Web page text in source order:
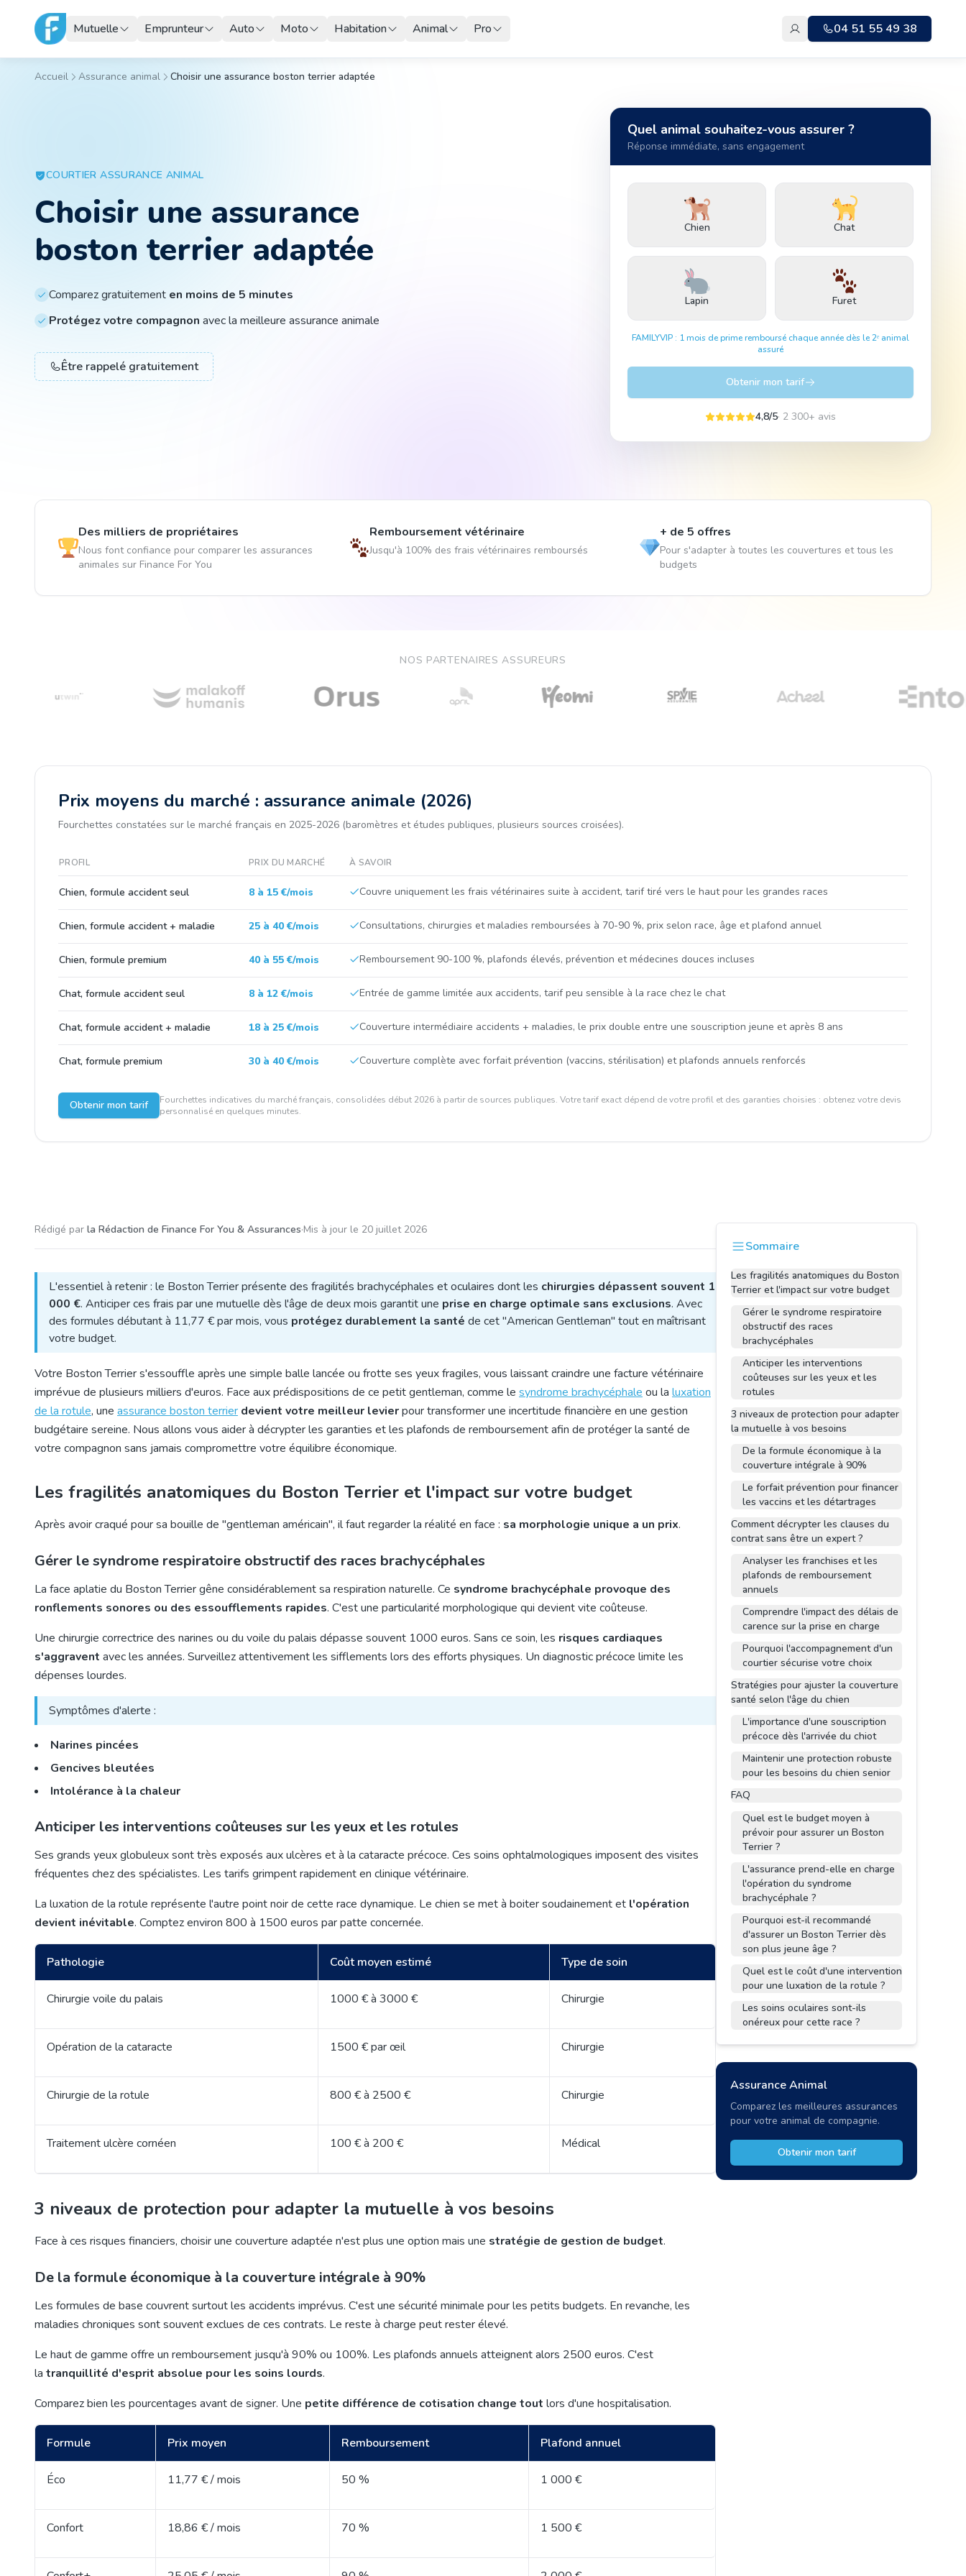
Mutuelle Emprunteur Auto Moto Habitation Animal Pro 04 51 55 49 38
Accueil Assurance animal Choisir une assurance boston terrier adaptée
COURTIERASSURANCE ANIMAL
Choisir une assurance
boston terrier adaptée
Comparez gratuitement en moins de 5 minutes
Protégez votre compagnon avec la meilleure assurance animale
Être rappelé gratuitement
Quel animal souhaitez-vous assurer ?
Réponse immédiate, sans engagement
Chien Chat
Lapin Furet
FAMILYVIP : 1 mois de prime remboursé chaque année dès le 2ᵉ animal
assuré
Obtenir mon tarif
4,8/5· 2 300+ avis
Des milliers de propriétaires
Nous font confiance pour comparer les assurances
animales sur Finance For You
Remboursement vétérinaire
Jusqu'à 100% des frais vétérinaires remboursés
+ de 5 offres
Pour s'adapter à toutes les couvertures et tous les
budgets
NOS PARTENAIRES ASSUREURS
Prix moyens du marché : assurance animale (2026)
Fourchettes constatées sur le marché français en 2025-2026 (baromètres et études publiques, plusieurs sources croisées).
PROFIL PRIX DU MARCHÉ À SAVOIR
Chien, formule accident seul 8 à 15 €/mois Couvre uniquement les frais vétérinaires suite à accident, tarif tiré vers le haut pour les grandes races
Chien, formule accident + maladie 25 à 40 €/mois Consultations, chirurgies et maladies remboursées à 70-90 %, prix selon race, âge et plafond annuel
Chien, formule premium 40 à 55 €/mois Remboursement 90-100 %, plafonds élevés, prévention et médecines douces incluses
Chat, formule accident seul 8 à 12 €/mois Entrée de gamme limitée aux accidents, tarif peu sensible à la race chez le chat
Chat, formule accident + maladie 18 à 25 €/mois Couverture intermédiaire accidents + maladies, le prix double entre une souscription jeune et après 8 ans
Chat, formule premium 30 à 40 €/mois Couverture complète avec forfait prévention (vaccins, stérilisation) et plafonds annuels renforcés
Obtenir mon tarif
Fourchettes indicatives du marché français, consolidées début 2026 à partir de sources publiques. Votre tarif exact dépend de votre profil et des garanties choisies : obtenez votre devis
personnalisé en quelques minutes.
Rédigé par la Rédaction de Finance For You & Assurances·Mis à jour le 20 juillet 2026
L'essentiel à retenir : le Boston Terrier présente des fragilités brachycéphales et oculaires dont les chirurgies dépassent souvent 1
000 €. Anticiper ces frais par une mutuelle dès l'âge de deux mois garantit une prise en charge optimale sans exclusions. Avec
des formules débutant à 11,77 € par mois, vous protégez durablement la santé de cet "American Gentleman" tout en maîtrisant
votre budget.
Votre Boston Terrier s'essouffle après une simple balle lancée ou frotte ses yeux fragiles, vous laissant craindre une facture vétérinaire
imprévue de plusieurs milliers d'euros. Face aux prédispositions de ce petit gentleman, comme le syndrome brachycéphale ou la luxation
de la rotule, une assurance boston terrier devient votre meilleur levierpour transformer une incertitude financière en une gestion
budgétaire sereine. Nous allons vous aider à décrypter les garanties et les plafonds de remboursement afin de protéger la santé de
votre compagnon sans jamais compromettre votre équilibre économique.
Les fragilités anatomiques du Boston Terrier et l'impact sur votre budget
Après avoir craqué pour sa bouille de "gentleman américain", il faut regarder la réalité en face : sa morphologie unique a un prix.
Gérer le syndrome respiratoire obstructif des races brachycéphales
La face aplatie du Boston Terrier gêne considérablement sa respiration naturelle. Ce syndrome brachycéphale provoque des
ronflements sonores ou des essoufflements rapides. C'est une particularité morphologique qui devient vite coûteuse.
Une chirurgie correctrice des narines ou du voile du palais dépasse souvent 1000 euros. Sans ce soin, les risques cardiaques
s'aggravent avec les années. Surveillez attentivement les sifflements lors des efforts physiques. Un diagnostic précoce limite les
dépenses lourdes.
Symptômes d'alerte :
Narines pincées
Gencives bleutées
Intolérance à la chaleur
Anticiper les interventions coûteuses sur les yeux et les rotules
Ses grands yeux globuleux sont très exposés aux ulcères et à la cataracte précoce. Ces soins ophtalmologiques imposent des visites
fréquentes chez des spécialistes. Les tarifs grimpent rapidement en clinique vétérinaire.
La luxation de la rotule représente l'autre point noir de cette race dynamique. Le chien se met à boiter soudainement et l'opération
devient inévitable. Comptez environ 800 à 1500 euros par patte concernée.
Pathologie Coût moyen estimé Type de soin
Chirurgie voile du palais 1000 € à 3000 € Chirurgie
Opération de la cataracte 1500 € par œil Chirurgie
Chirurgie de la rotule 800 € à 2500 € Chirurgie
Traitement ulcère cornéen 100 € à 200 € Médical
3 niveaux de protection pour adapter la mutuelle à vos besoins
Face à ces risques financiers, choisir une couverture adaptée n'est plus une option mais une stratégie de gestion de budget.
De la formule économique à la couverture intégrale à 90%
Les formules de base couvrent surtout les accidents imprévus. C'est une sécurité minimale pour les petits budgets. En revanche, les
maladies chroniques sont souvent exclues de ces contrats. Le reste à charge peut rester élevé.
Le haut de gamme offre un remboursement jusqu'à 90% ou 100%. Les plafonds annuels atteignent alors 2500 euros. C'est
la tranquillité d'esprit absolue pour les soins lourds.
Comparez bien les pourcentages avant de signer. Une petite différence de cotisation change tout lors d'une hospitalisation.
Formule Prix moyen Remboursement Plafond annuel
Éco 11,77 € / mois 50 % 1 000 €
Confort 18,86 € / mois 70 % 1 500 €
Sommaire
Les fragilités anatomiques du Boston
Terrier et l'impact sur votre budget
Gérer le syndrome respiratoire
obstructif des races
brachycéphales
Anticiper les interventions
coûteuses sur les yeux et les
rotules
3 niveaux de protection pour adapter
la mutuelle à vos besoins
De la formule économique à la
couverture intégrale à 90%
Le forfait prévention pour financer
les vaccins et les détartrages
Comment décrypter les clauses du
contrat sans être un expert ?
Analyser les franchises et les
plafonds de remboursement
annuels
Comprendre l'impact des délais de
carence sur la prise en charge
Pourquoi l'accompagnement d'un
courtier sécurise votre choix
Stratégies pour ajuster la couverture
santé selon l'âge du chien
L'importance d'une souscription
précoce dès l'arrivée du chiot
Maintenir une protection robuste
pour les besoins du chien senior
FAQ
Quel est le budget moyen à
prévoir pour assurer un Boston
Terrier ?
L'assurance prend-elle en charge
l'opération du syndrome
brachycéphale ?
Pourquoi est-il recommandé
d'assurer un Boston Terrier dès
son plus jeune âge ?
Quel est le coût d'une intervention
pour une luxation de la rotule ?
Les soins oculaires sont-ils
onéreux pour cette race ?
Assurance Animal
Comparez les meilleures assurances
pour votre animal de compagnie.
Obtenir mon tarif